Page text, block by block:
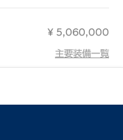
¥ 5,060,000
主要装備一覧